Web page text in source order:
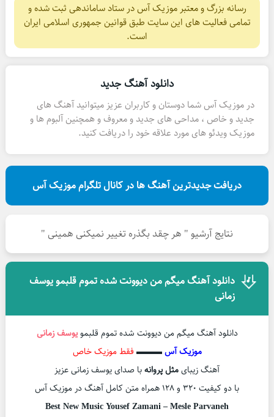
رسانه بزرگ و معتبر موزیک آس در ستاد ساماندهی ثبت شده و
تمامی فعالیت های این سایت طبق قوانین جمهوری اسلامی ایران
است.
دانلود آهنگ جدید
در موزیک آس شما دوستان و کاربران عزیز میتوانید آهنگ های
جدید و خاص ، مداحی های جدید و معروف و همچنین آلبوم ها و
موزیک ویدئو های مورد علاقه خود را دریافت کنید.
دریافت جدیدترین آهنگ ها در کانال تلگرام موزیک آس
نتایج آرشیو " هر چقد بگذره تغییر نمیکنی همینی "
دانلود آهنگ میگم من دیوونت شده تموم قلبمو یوسف
زمانی
دانلود آهنگ میگم من دیوونت شده تموم قلبمویوسف زمانی
موزیک آس▬▬▬ فقط موزیک خاص
آهنگ زیبایمثل پروانهبا صدای یوسف زمانی عزیز
با دو کیفیت ۳۲۰ و ۱۲۸ همراه متن کامل آهنگ در موزیک آس
Best New Music Yousef Zamani – Mesle Parvaneh